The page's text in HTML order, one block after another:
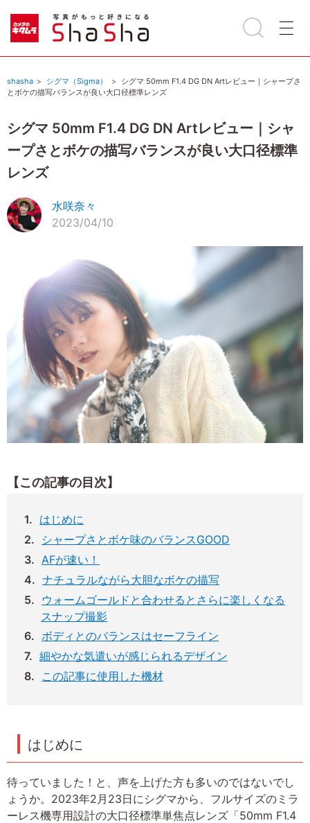
shasha シグマ（Sigma）
シグマ 50mm F1.4 DG DN Artレビュー｜シャープさ
とボケの描写バランスが良い大口径標準レンズ
シグマ 50mm F1.4 DG DN Artレビュー｜シャ
ープさとボケの描写バランスが良い大口径標準
レンズ
水咲奈々
2023/04/10
【この記事の目次】
はじめに
シャープさとボケ味のバランスGOOD
AFが速い！
ナチュラルながら大胆なボケの描写
ウォームゴールドと合わせるとさらに楽しくなる
スナップ撮影
ボディとのバランスはセーフライン
細やかな気遣いが感じられるデザイン
この記事に使用した機材
はじめに
待っていました！と、声を上げた方も多いのではないでし
ょうか。2023年2月23日にシグマから、フルサイズのミラ
ーレス機専用設計の大口径標準単焦点レンズ「50mm F1.4